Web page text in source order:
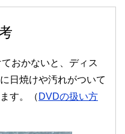
おかないと、ディス
日焼けや汚れがついて
す。（ DVDの扱い方